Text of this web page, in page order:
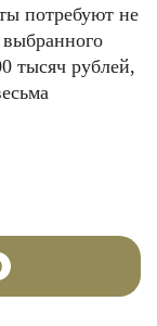
потребуют не
тысяч рублей,